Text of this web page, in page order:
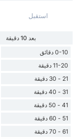
استقبل
بعد 10 دقيقة
0-10 دقائق
11-20 دقيقة
21 - 30 دقيقة
31 - 40 دقيقة
41 - 50 دقيقة
51 - 60 دقيقة
61 - 70 دقيقة